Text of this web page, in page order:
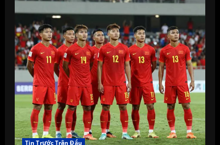
Tin Trước Trận Đấu